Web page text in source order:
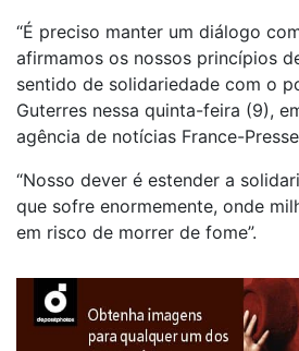
“É preciso manter um diálogo
afirmamos os nossos princípios
sentido de solidariedade com o
Guterres nessa quinta-feira (9),
agência de notícias France-
“Nosso dever é estender a
que sofre enormemente, onde
em risco de morrer de fome”.